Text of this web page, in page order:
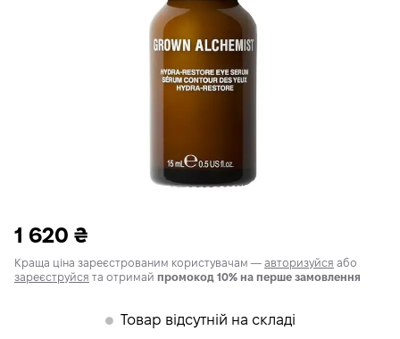
1 620 ₴
Краща ціна зареєстрованим користувачам — авторизуйся або
зареєструйся та отримай промокод 10% на перше замовлення
𒊹 Товар відсутній на складі